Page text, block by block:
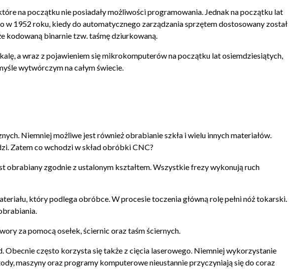
na początku nie posiadały możliwości programowania. Jednak na początku lat
w 1952 roku, kiedy do automatycznego zarządzania sprzętem dostosowany został
kodowaną binarnie tzw. taśmę dziurkowaną.
a wraz z pojawieniem się mikrokomputerów na początku lat osiemdziesiątych,
wytwórczym na całym świecie.
Niemniej możliwe jest również obrabianie szkła i wielu innych materiałów.
Zatem co wchodzi w skład obróbki CNC?
zgodnie z ustalonym kształtem. Wszystkie frezy wykonują ruch
który podlega obróbce. W procesie toczenia główną rolę pełni nóż tokarski.
za pomocą osełek, ściernic oraz taśm ściernych.
często korzysta się także z cięcia laserowego. Niemniej wykorzystanie
maszyny oraz programy komputerowe nieustannie przyczyniają się do coraz